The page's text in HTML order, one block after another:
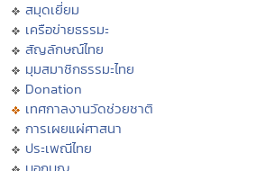
สมุดเยี่ยม
เครือข่ายธรรมะ
สัญลักษณ์ไทย
มุมสมาชิกธรรมะไทย
Donation
เทศกาลงานวัดช่วยชาติ
การเผยแผ่ศาสนา
ประเพณีไทย